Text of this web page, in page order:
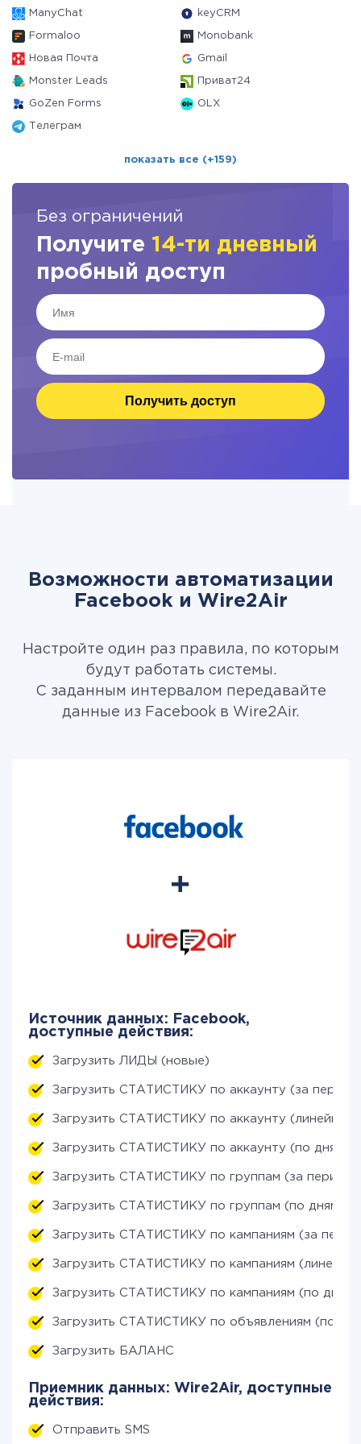
ManyChat keyCRM
Formaloo Monobank
Новая Почта Gmail
Monster Leads Приват24
GoZen Forms OLX
Телеграм
показать все (+159)
Без ограничений
Получите 14-ти дневный
пробный доступ
Получить доступ
Возможности автоматизации
Facebook и Wire2Air
Настройте один раз правила, по которым
будут работать системы.
С заданным интервалом передавайте
данные из Facebook в Wire2Air.
Источник данных: Facebook,
доступные действия:
Загрузить ЛИДЫ (новые)
Загрузить СТАТИСТИКУ по аккаунту (за
Загрузить СТАТИСТИКУ по аккаунту (линейный
Загрузить СТАТИСТИКУ по аккаунту (по дням)
Загрузить СТАТИСТИКУ по группам (за период)
Загрузить СТАТИСТИКУ по группам (по дням)
Загрузить СТАТИСТИКУ по кампаниям (за
Загрузить СТАТИСТИКУ по кампаниям
Загрузить СТАТИСТИКУ по кампаниям (по дням)
Загрузить СТАТИСТИКУ по объявлениям (по
Загрузить БАЛАНС
Приемник данных: Wire2Air, доступные
действия:
Отправить SMS